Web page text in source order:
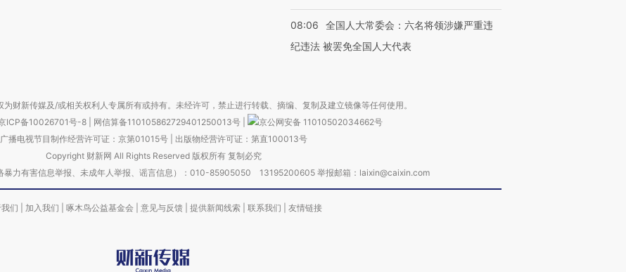
08:06
全国人大常委会：六名将领涉嫌严重违
纪违法 被罢免全国人大代表
财新传媒及/或相关权利人专属所有或持有。未经许可，禁止进行转载、摘编、复制及建立镜像等任何使用。
ICP备10026701号-8 网信算备110105862729401250013号
京公网安备 11010502034662号
广播电视节目制作经营许可证：京第01015号| 出版物经营许可证：第直100013号
Copyright 财新网 All Rights Reserved 版权所有 复制必究
暴力有害信息举报、未成年人举报、谣言信息）：010-85905050 13195200605 举报邮箱：laixin@caixin.com
们 加入我们 啄木鸟公益基金会 意见与反馈 提供新闻线索 联系我们 友情链接